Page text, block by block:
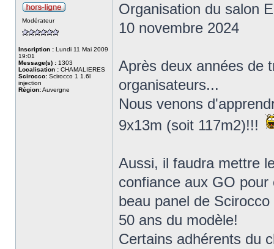
Modérateur
Inscription : Lundi 11 Mai 2009
19:01
Message(s) : 1303
Localisation : CHAMALIERES
Scirocco: Scirocco 1 1.6l
injection
Région:Auvergne
Organisation du salon
10 novembre 2024
Après deux années de
organisateurs...
Nous venons
9x13m (soit 117m2)!!!
Aussi, il faudra mettre
confiance aux GO
beau panel de
50 ans du modèle!
Certains adhérents du